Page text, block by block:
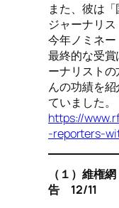
また、彼は
ジャーナリ
今年ノミネー
最終的な受
ーナリスト
んの功績を紹
ていました。
https://
-reporters-
（１）維権
告 12/11